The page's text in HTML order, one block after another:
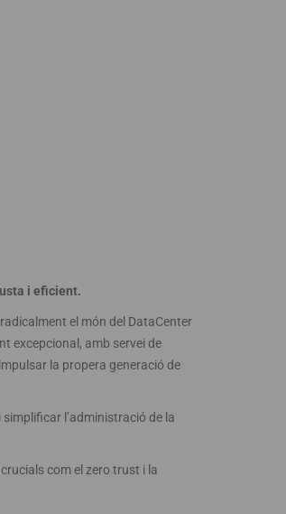
i eficient.
el món del DataCenter
excepcional, amb servei de
la propera generació de
l’administració de la
com el zero trust i la